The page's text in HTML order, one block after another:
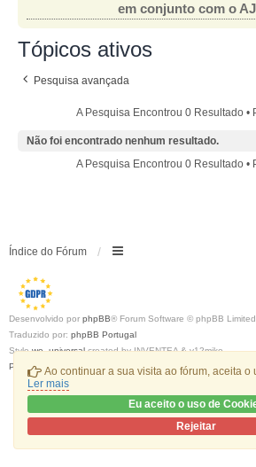
Ao continuar a sua visita ao fórum, aceita o
Ler mais
Eu aceito o uso de
Rejeitar
em conjunto com o
Tópicos ativos
Pesquisa avançada
A Pesquisa Encontrou 0 Resultado •
Não foi encontrado nenhum resultado.
A Pesquisa Encontrou 0 Resultado •
Índice do Fórum
Desenvolvido por phpBB® Forum Software © phpBB Limited
Traduzido por: phpBB Portugal
Stylewe_universalcreated by INVENTEA & v12mike
Privacidade
Termos